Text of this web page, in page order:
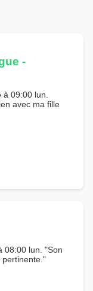
-
09:00 lun.
avec ma fille
08:00 lun. "Son
pertinente."